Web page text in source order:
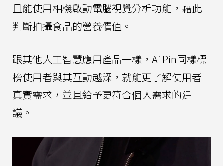
且能使用相機啟動電腦視覺分析功能，藉此
判斷拍攝食品的營養價值。
跟其他人工智慧應用產品一樣，Ai Pin同樣標
榜使用者與其互動越深，就能更了解使用者
真實需求，並且給予更符合個人需求的建
議。